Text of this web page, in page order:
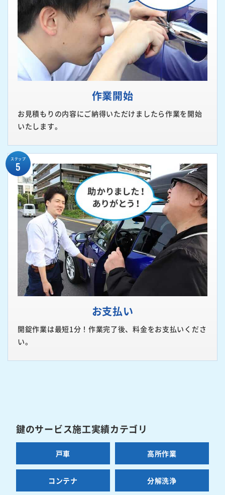
作業開始
お見積もりの内容にご納得いただけましたら作業を開始
いたします。
ステップ
5
お支払い
開錠作業は最短1分！作業完了後、料金をお支払いくださ
い。
鍵のサービス施工実績カテゴリ
戸車 高所作業
コンテナ 分解洗浄